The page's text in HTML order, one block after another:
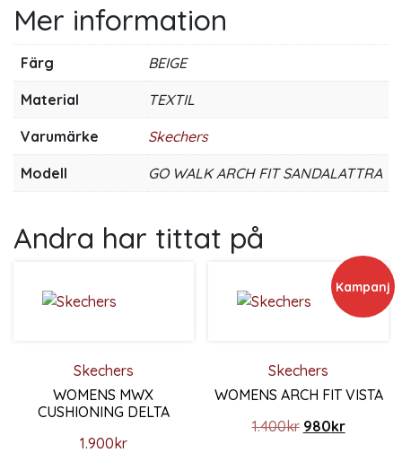
Mer information
Färg BEIGE
Material TEXTIL
Varumärke Skechers
Modell GO WALK ARCH FIT SANDALATTRA
Andra har tittat på
Skechers
WOMENS MWX
CUSHIONING DELTA
1.900kr
Kampanj
Skechers
WOMENS ARCH FIT VISTA
1.400kr Det
980krDet